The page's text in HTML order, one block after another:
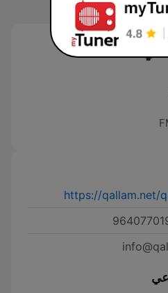
https://qallam.net/